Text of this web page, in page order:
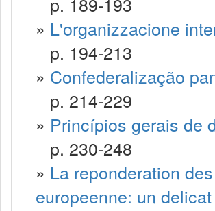
» L'organizzacione
p. 194-213
» Confederalização
p. 214-229
» Princípios gerais de
p. 230-248
» La reponderation
europeenne: un